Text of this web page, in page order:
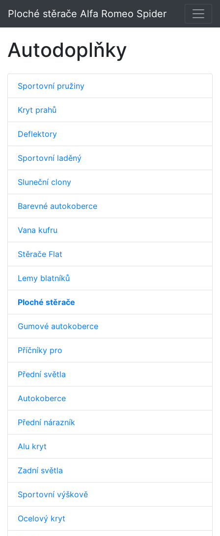
Ploché stěrače Alfa Romeo Spider
Autodoplňky
Sportovní pružiny
Kryt prahů
Deflektory
Sportovní laděný
Sluneční clony
Barevné autokoberce
Vana kufru
Stěrače Flat
Lemy blatníků
Ploché stěrače
Gumové autokoberce
Příčníky pro
Přední světla
Autokoberce
Přední nárazník
Alu kryt
Zadní světla
Sportovní výškově
Ocelový kryt